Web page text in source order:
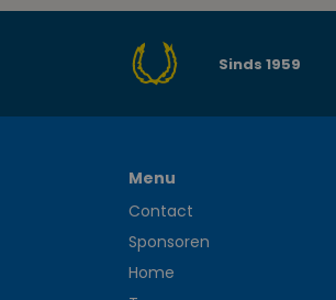
Sinds 1959
Menu
Contact
Sponsoren
Home